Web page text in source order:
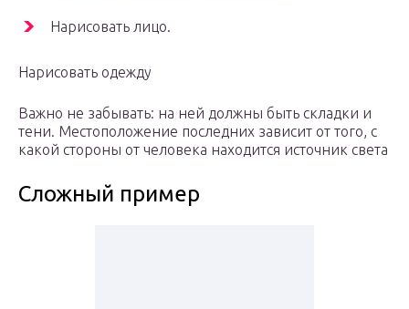
Нарисовать лицо.
Нарисовать одежду
Важно не забывать: на ней должны быть складки и
тени. Местоположение последних зависит от того, с
какой стороны от человека находится источник света
Сложный пример